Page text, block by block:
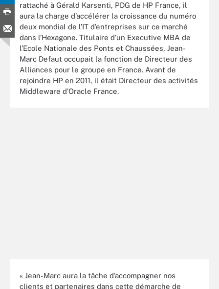
rattaché à Gérald Karsenti, PDG de HP France, il
aura la charge d’accélérer la croissance du numéro
deux mondial de l’IT d’entreprises sur ce marché
dans l’Hexagone. Titulaire d’un Executive MBA de
l’Ecole Nationale des Ponts et Chaussées, Jean-
Marc Defaut occupait la fonction de Directeur des
Alliances pour le groupe en France. Avant de
rejoindre HP en 2011, il était Directeur des activités
Middleware d’Oracle France.
« Jean-Marc aura la tâche d’accompagner nos
clients et partenaires dans cette démarche de